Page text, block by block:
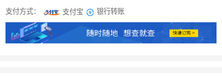
支付方式： 支付宝 银行转账